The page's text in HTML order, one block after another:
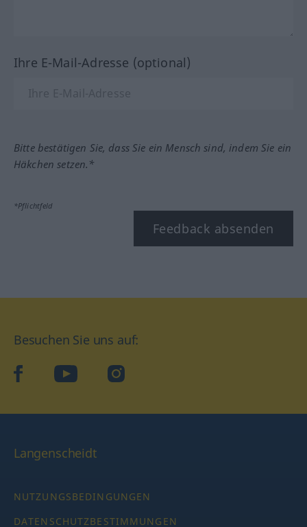
Ihre E-Mail-Adresse (optional)
Bitte bestätigen Sie, dass Sie ein Mensch sind, indem Sie ein
Häkchen setzen.*
*Pflichtfeld
Feedback absenden
Besuchen Sie uns auf:
facebookYouTube Instagram
Langenscheidt
NUTZUNGSBEDINGUNGEN
DATENSCHUTZBESTIMMUNGEN